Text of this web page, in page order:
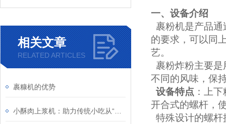
相关文章
RELATED ARTICLES
裹糠机的优势
一、设备介绍
裹粉机是产品
的要求，可以同
艺。
裹粉炸粉主要
不同的风味，保
设备特点 ：上
开合式的螺杆，
特殊设计的螺